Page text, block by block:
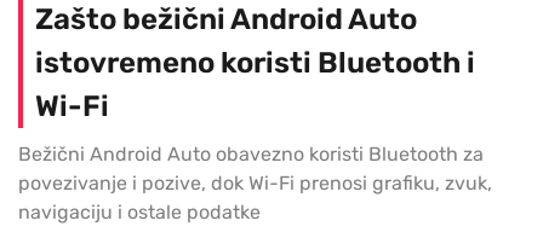
Zašto bežični Android Auto
istovremeno koristi Bluetooth i
Wi-Fi
Bežični Android Auto obavezno koristi Bluetooth za
povezivanje i pozive, dok Wi-Fi prenosi grafiku, zvuk,
navigaciju i ostale podatke